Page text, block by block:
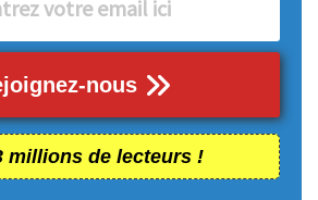
nous
millions de lecteurs !